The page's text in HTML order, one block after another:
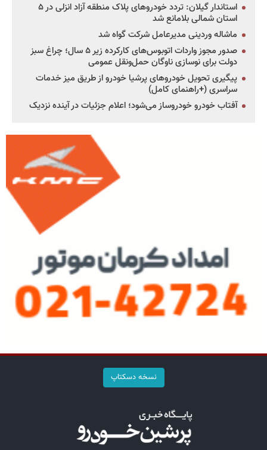
استاندار گیلان: تردد خودروهای پلاک منطقه آزاد انزلی در ۵
استان شمالی بلامانع شد
ماشاله وردینی مدیرعامل شرکت گواه شد
صدور مجوز واردات اتوبوس‌های کارکرده زیر ۵ سال؛ چراغ سبز
دولت برای نوسازی ناوگان حمل‌ونقل عمومی
پیگیری تحویل خودروهای پرشیا خودرو از طریق میز خدمات
سراسری (+راهنمای کامل)
آفتاب خودرو خودروساز می‌شود؛ اعلام جزئیات در آینده نزدیک
نسخه دسکتاپ